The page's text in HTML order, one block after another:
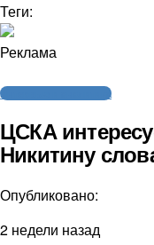
Теги:
Реклама
Интервью и аналитика
ЦСКА
Никитину
Опубликовано:
2 недели назад